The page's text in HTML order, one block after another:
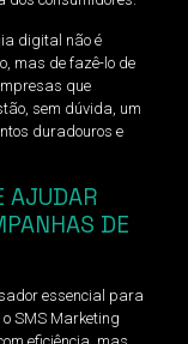
digital não é
mas de fazê-lo de
que
sem dúvida, um
duradouros e
AJUDAR
DE
essencial para
SMS Marketing